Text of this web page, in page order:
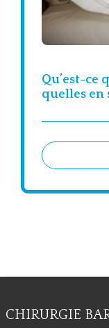
Qu’est-ce
quelles en
CHIRURGIE